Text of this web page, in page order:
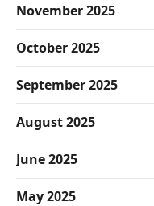
November 2025
October 2025
September 2025
August 2025
June 2025
May 2025